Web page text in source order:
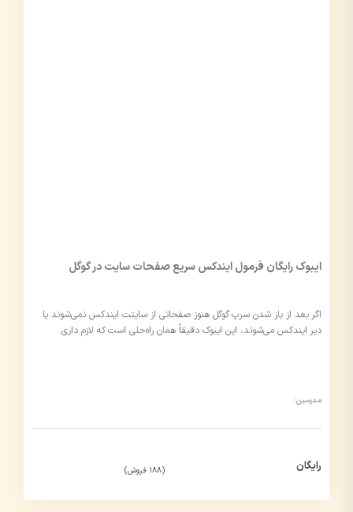
ایبوک رایگان فرمول ایندکس سریع صفحات سایت در گوگل
اگر بعد از باز شدن سرپ گوگل هنوز صفحاتی از سایتت ایندکس نمی‌شوند یا
دیر ایندکس می‌شوند، این ایبوک دقیقاً همان راه‌حلی است که لازم داری.
مدرسین:
رایگان (188 فروش)